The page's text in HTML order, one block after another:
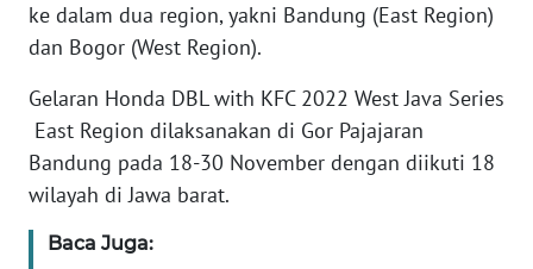
ke dalam dua region, yakni Bandung (East Region)
dan Bogor (West Region).
Gelaran Honda DBL with KFC 2022 West Java Series
East Region dilaksanakan di Gor Pajajaran
Bandung pada 18-30 November dengan diikuti 18
wilayah di Jawa barat.
Baca Juga:
SULTENG
SULBAR
WN
BABEL